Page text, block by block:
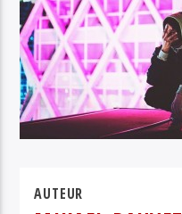
BLUE DAISY
AUTEUR